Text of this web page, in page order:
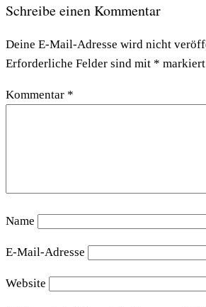
Schreibe einen Kommentar
Deine E-Mail-Adresse wird nicht
Erforderliche Felder sind mit * markiert
Kommentar *
Name
E-Mail-Adresse
Website